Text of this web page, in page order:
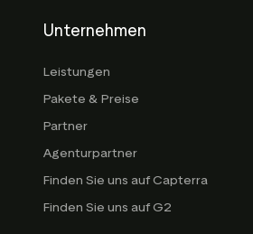
Unternehmen
Leistungen
Pakete & Preise
Partner
Agenturpartner
Finden Sie uns auf Capterra
Finden Sie uns auf G2